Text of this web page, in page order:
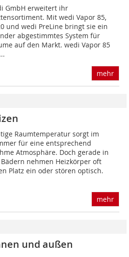
GmbH erweitert ihr
Mit wedi Vapor 85,
und wedi PreLine bringt sie ein
abgestimmtes System für
auf den Markt. wedi Vapor 85
mehr
Raumtemperatur sorgt im
für eine entsprechend
Atmosphäre. Doch gerade in
nehmen Heizkörper oft
Platz ein oder stören optisch.
mehr
und außen